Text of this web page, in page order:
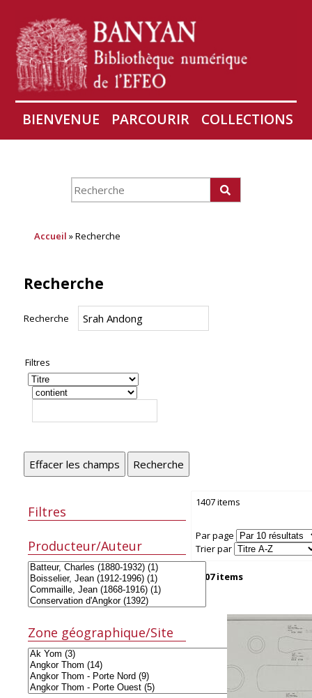
BIENVENUE PARCOURIR
COLLECTIONS
AIRES
CONSERVATION D'ANGKOR
Accueil » Recherche
Recherche
Recherche
Filtres
Effacer les champs Recherche
1407 items
Par page
Trier par
1407 items
Filtres
Producteur/Auteur
Zone géographique/Site